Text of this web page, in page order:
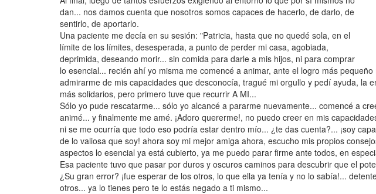
dan... nos damos cuenta que nosotros somos capaces de hacerlo, de darlo, de
sentirlo, de aportarlo.
Una paciente me decía en su sesión: "Patricia, hasta que no quedé sola, en el
límite de los límites, desesperada, a punto de perder mi casa, agobiada,
deprimida, deseando morir... sin comida para darle a mis hijos, ni para comprar
lo esencial... recién ahí yo misma me comencé a animar, ante el logro más
admirarme de mis capacidades que desconocía, tragué mi orgullo y pedí ayuda, la
más solidarios, pero primero tuve que recurrir A MI...
Sólo yo pude rescatarme... sólo yo alcancé a pararme nuevamente... comencé a
animé... y finalmente me amé. ¡Adoro quererme!, no puedo creer en mis
ni se me ocurría que todo eso podría estar dentro mío... ¿te das cuenta?... ¡soy
de lo valiosa que soy! ahora soy mi mejor amiga ahora, escucho mis propios
aspectos lo esencial ya está cubierto, ya me puedo parar firme ante todos, en
Esa paciente tuvo que pasar por duros y oscuros caminos para descubrir que el
¿Su gran error? ¡fue esperar de los otros, lo que ella ya tenía y no lo sabía!...
otros... ya lo tienes pero te lo estás negado a ti mismo...